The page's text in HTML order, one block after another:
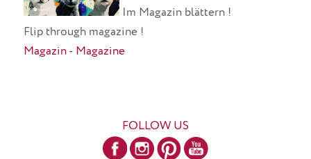
Im Magazin blättern !
Flip through magazine !
Magazin - Magazine
FOLLOW US